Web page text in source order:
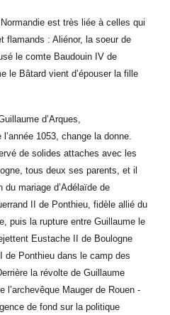
est très liée à celles qui
flamands : Aliénor, la soeur de
le comte Baudouin IV de
le Bâtard vient d’épouser la fille
d’Arques,
1053, change la donne.
de solides attaches avec les
tous deux ses parents, et il
du mariage d’Adélaïde de
II de Ponthieu, fidèle allié du
puis la rupture entre Guillaume le
Eustache II de Boulogne
de Ponthieu dans le camp des
la révolte de Guillaume
l’archevêque Mauger de Rouen -
de fond sur la politique